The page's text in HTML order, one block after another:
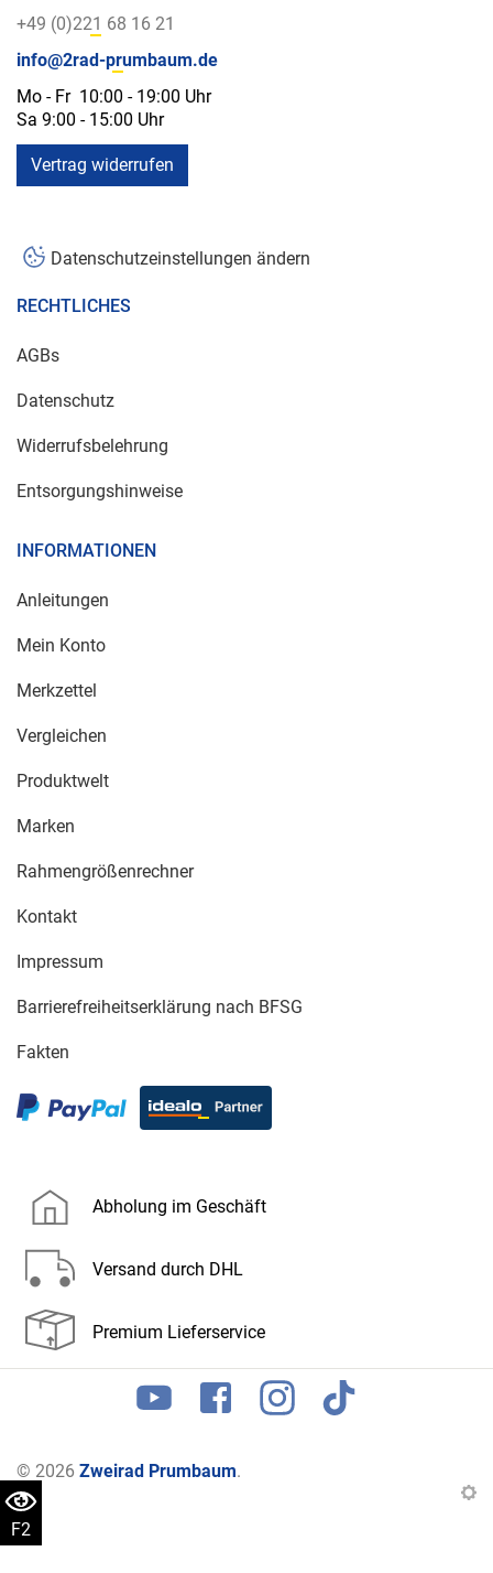
F2
+49 (0)221 68 16 21
info@2rad-prumbaum.de
Mo - Fr 10:00 - 19:00 Uhr
Sa 9:00 - 15:00 Uhr
Vertrag widerrufen
Datenschutzeinstellungen ändern
RECHTLICHES
AGBs
Datenschutz
Widerrufsbelehrung
Entsorgungshinweise
INFORMATIONEN
Anleitungen
Mein Konto
Merkzettel
Vergleichen
Produktwelt
Marken
Rahmengrößenrechner
Kontakt
Impressum
Barrierefreiheitserklärung nach BFSG
Fakten
Abholung im Geschäft
Versand durch DHL
Premium Lieferservice
© 2026 Zweirad Prumbaum.